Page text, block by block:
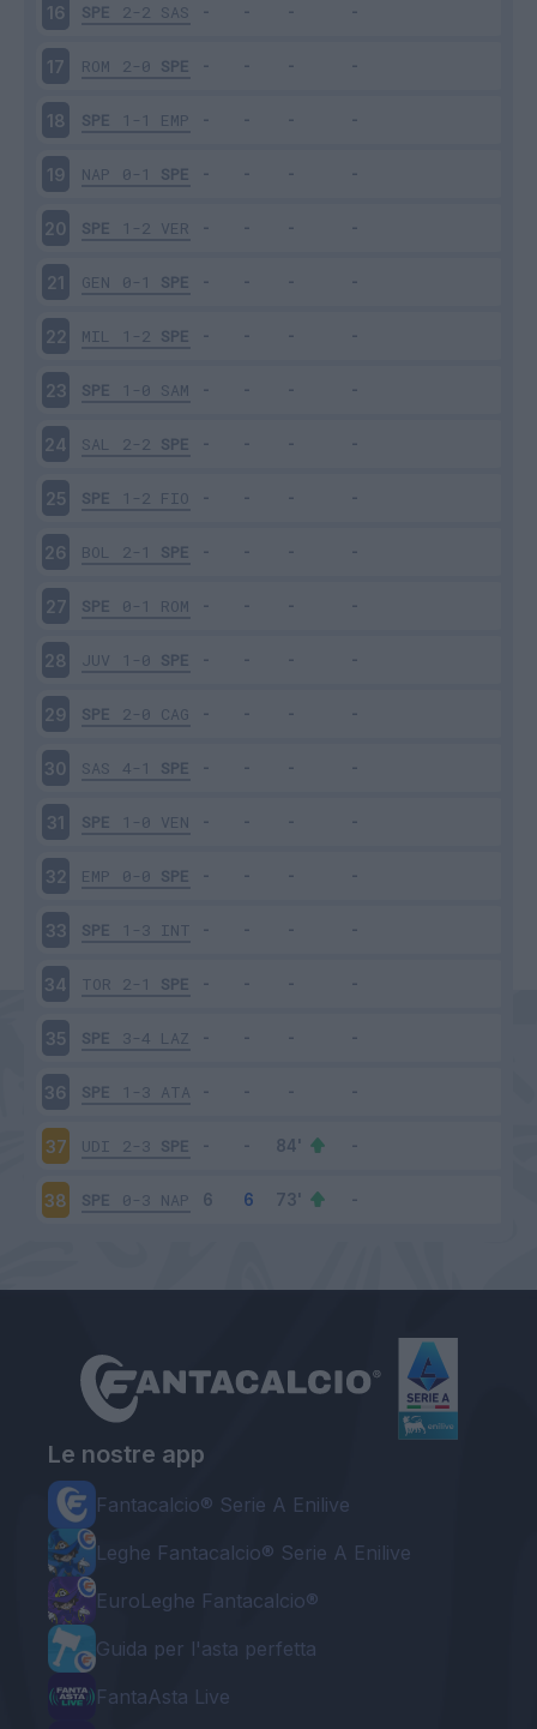
16 SPE 2-2 SAS
17 ROM 2-0 SPE
18 SPE 1-1 EMP
19 NAP 0-1 SPE
20 SPE 1-2 VER
21 GEN 0-1 SPE
22 MIL 1-2 SPE
23 SPE 1-0 SAM
24 SAL 2-2 SPE
25 SPE 1-2 FIO
26 BOL 2-1 SPE
27 SPE 0-1 ROM
28 JUV 1-0 SPE
29 SPE 2-0 CAG
30 SAS 4-1 SPE
31 SPE 1-0 VEN
32 EMP 0-0 SPE
33 SPE 1-3 INT
34 TOR 2-1 SPE
35 SPE 3-4 LAZ
36 SPE 1-3 ATA
37 UDI 2-3 SPE
38 SPE 0-3 NAP
Le nostre app
Fantacalcio® Serie A Enilive
Leghe Fantacalcio® Serie A Enilive
EuroLeghe Fantacalcio®
Guida per l'asta perfetta
FantaAsta Live